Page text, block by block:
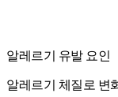
알레르기 유발 요인
알레르기 체질로 변